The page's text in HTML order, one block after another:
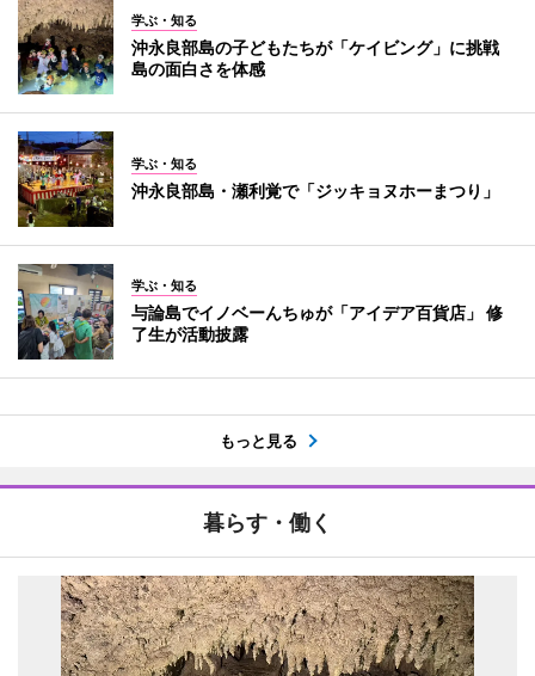
学ぶ・知る
沖永良部島の子どもたちが「ケイビング」に挑戦
島の面白さを体感
学ぶ・知る
沖永良部島・瀬利覚で「ジッキョヌホーまつり」
学ぶ・知る
与論島でイノベーんちゅが「アイデア百貨店」 修
了生が活動披露
もっと見る
暮らす・働く